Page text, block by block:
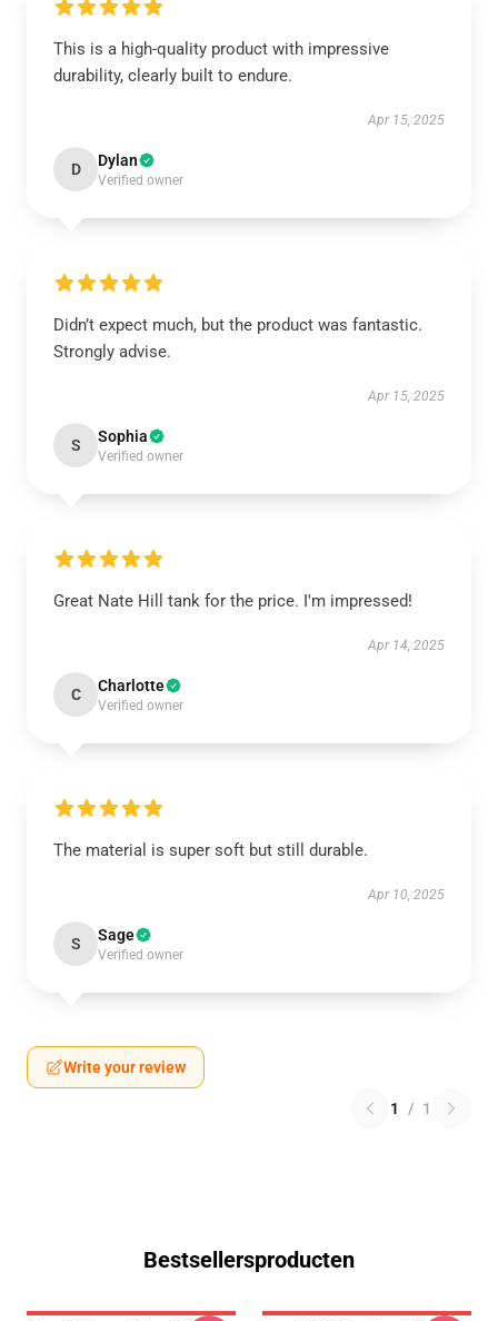
This is a high-quality product with impressive
durability, clearly built to endure.
Apr 15, 2025
D Dylan
Verified owner
Didn’t expect much, but the product was fantastic.
Strongly advise.
Apr 15, 2025
S Sophia
Verified owner
Great Nate Hill tank for the price. I'm impressed!
Apr 14, 2025
C Charlotte
Verified owner
The material is super soft but still durable.
Apr 10, 2025
S Sage
Verified owner
Write your review
1 / 1
Bestsellersproducten